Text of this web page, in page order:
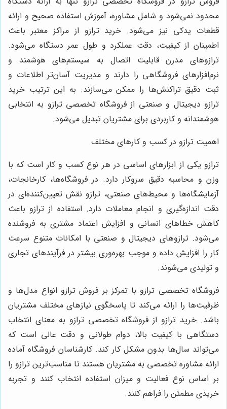
محدود نمی‌شود و شامل مشاوره، آموزش استفاده صحیح و ارائه
قطعات یدکی نیز می‌شود. خرید ترازو از مراکز معتبر باعث
اطمینان از کیفیت، دقت عملکرد و طول عمر دستگاه می‌شود.
ترازوهای مدرن قابلیت اتصال به سیستم‌های هوشمند و
نرم‌افزارهای فروشگاهی را دارند و مدیریت آسان‌تر اطلاعات و
ثبت دقیق تراکنش‌ها را ممکن می‌سازند. به این ترتیب خرید
ترازو دیجیتال و صنعتی از فروشگاه تخصصی ترازو به انتخابی
هوشمندانه و کاربردی برای مشتریان تبدیل می‌شود.
اهمیت ترازو در کسب و کارهای مختلف
ترازو یکی از ابزارهای اساسی در هر نوع کسب و کار است که با
وزن و محاسبه دقیق سروکار دارد. در فروشگاه‌ها، کارخانجات،
آزمایشگاه‌ها و محیط‌های صنعتی، ترازو نقش تعیین‌کننده‌ای در
دقت اندازه‌گیری و انجام معاملات دارد. استفاده از ترازو باعث
کاهش خطاهای انسانی و افزایش اعتماد مشتری به فروشنده
می‌شود. ترازوهای دیجیتال و صنعتی با امکانات متنوع سرعت
کار را افزایش داده و موجب بهره‌وری بیشتر در فرآیندهای تجاری
و تولیدی می‌شوند.
فروشگاه تخصصی ترازو با تمرکز بر فروش ترازو انواع مدل‌ها و
ظرفیت‌ها را ارائه می‌کند تا پاسخگوی نیازهای مختلف مشتریان
باشد. خرید ترازو از فروشگاه تخصصی ترازو به معنای انتخاب
دستگاهی با کیفیت بالا، دوام طولانی و دقت عالی است که
می‌تواند سال‌ها بدون مشکل کار کند. کارشناسان فروشگاه آماده
ارائه مشاوره تخصصی به مشتریان هستند تا مناسب‌ترین ترازو را
بر اساس نوع فعالیت و میزان استفاده انتخاب کنند و تجربه
خریدی مطمئن را فراهم کنند.